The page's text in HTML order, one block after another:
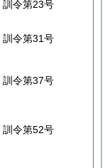
訓令第23号
訓令第31号
訓令第37号
訓令第52号